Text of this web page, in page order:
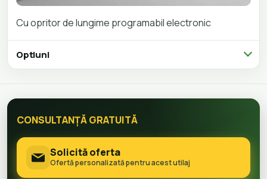
Cu opritor de lungime programabilelectronic
Optiuni
CONSULTANȚĂ GRATUITĂ
Solicită oferta
Ofertă personalizată pentru acest utilaj